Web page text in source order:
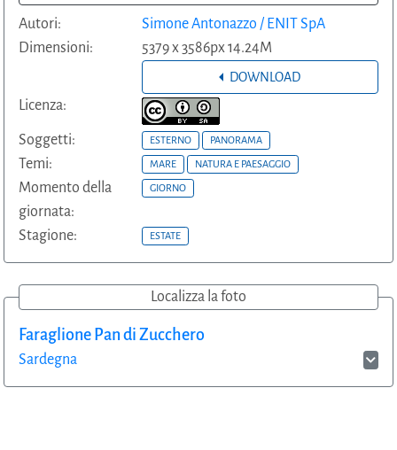
Autori:
Simone Antonazzo / ENIT SpA
Dimensioni:
5379 x 3586px 14.24M
DOWNLOAD
Licenza:
Soggetti: ESTERNO PANORAMA
Temi: MARE NATURA E PAESAGGIO
Momento della
giornata:
GIORNO
Stagione: ESTATE
Localizza la foto
Faraglione Pan di Zucchero
Sardegna